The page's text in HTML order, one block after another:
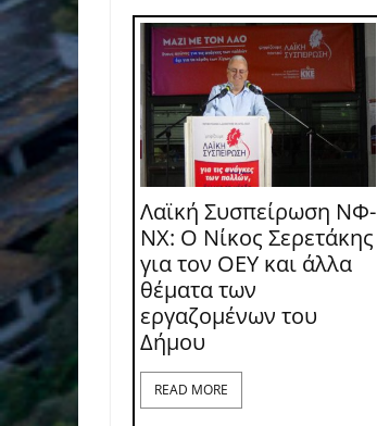
Λαϊκή Συσπείρωση ΝΦ-
ΝΧ: O Νίκος Σερετάκης
για τον ΟΕΥ και άλλα
θέματα των
εργαζομένων του
Δήμου
READ MORE